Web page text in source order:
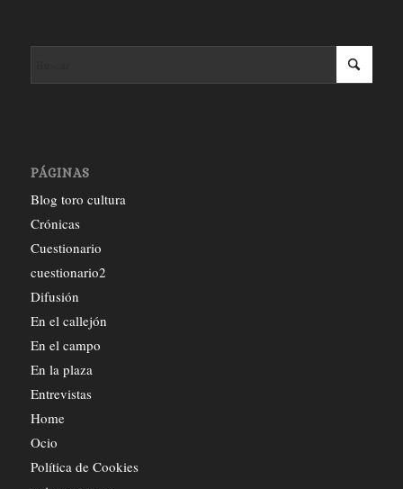
PÁGINAS
Blog toro cultura
Crónicas
Cuestionario
cuestionario2
Difusión
En el callejón
En el campo
En la plaza
Entrevistas
Home
Ocio
Política de Cookies